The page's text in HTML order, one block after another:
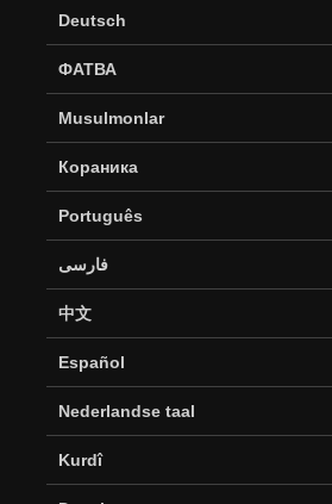
Deutsch
ФАТВА
Musulmonlar
Кораника
Português
فارسی
中文
Español
Nederlandse taal
Kurdî